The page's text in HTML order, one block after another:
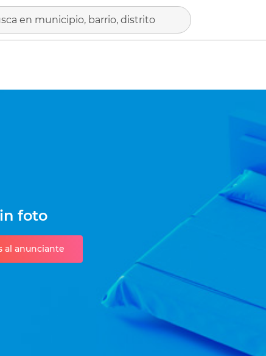
en municipio, barrio, distrito
foto
al anunciante